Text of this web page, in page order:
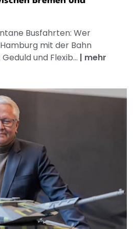
Busfahrten: Wer
mit der Bahn
und Flexib... | mehr